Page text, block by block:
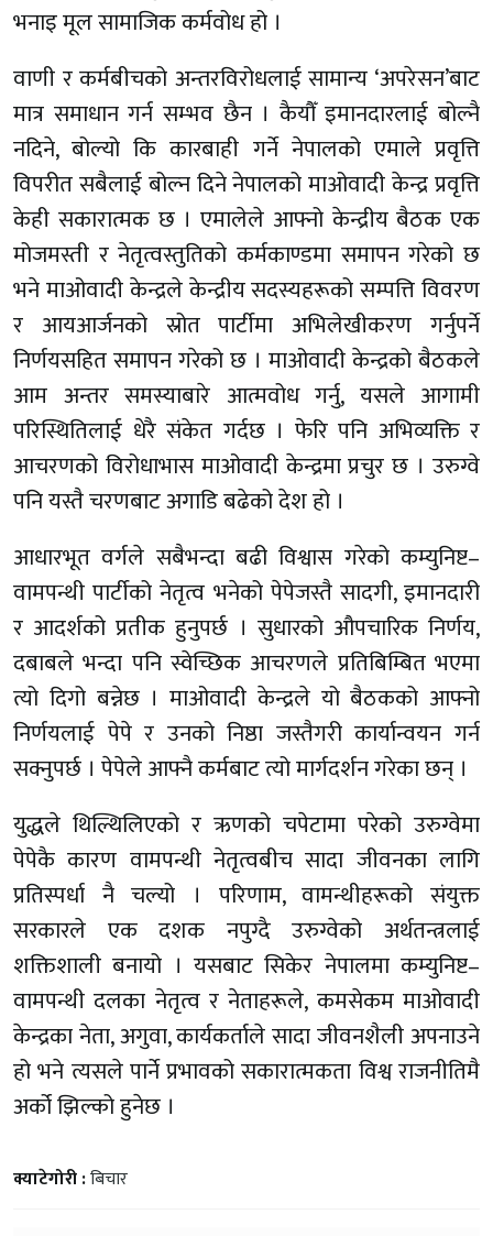
भनाइ मूल सामाजिक कर्मवोध हो ।
वाणी र कर्मबीचको अन्तरविरोधलाई सामान्य ‘अपरेसन’बाट
मात्र समाधान गर्न सम्भव छैन । कैयौँ इमानदारलाई बोल्नै
नदिने, बोल्यो कि कारबाही गर्ने नेपालको एमाले प्रवृत्ति
विपरीत सबैलाई बोल्न दिने नेपालको माओवादी केन्द्र प्रवृत्ति
केही सकारात्मक छ । एमालेले आफ्नो केन्द्रीय बैठक एक
मोजमस्ती र नेतृत्वस्तुतिको कर्मकाण्डमा समापन गरेको छ
भने माओवादी केन्द्रले केन्द्रीय सदस्यहरूको सम्पत्ति विवरण
र आयआर्जनको स्रोत पार्टीमा अभिलेखीकरण गर्नुपर्ने
निर्णयसहित समापन गरेको छ । माओवादी केन्द्रको बैठकले
आम अन्तर समस्याबारे आत्मवोध गर्नु, यसले आगामी
परिस्थितिलाई धेरै संकेत गर्दछ । फेरि पनि अभिव्यक्ति र
आचरणको विरोधाभास माओवादी केन्द्रमा प्रचुर छ । उरुग्वे
पनि यस्तै चरणबाट अगाडि बढेको देश हो ।
आधारभूत वर्गले सबैभन्दा बढी विश्वास गरेको कम्युनिष्ट–
वामपन्थी पार्टीको नेतृत्व भनेको पेपेजस्तै सादगी, इमानदारी
र आदर्शको प्रतीक हुनुपर्छ । सुधारको औपचारिक निर्णय,
दबाबले भन्दा पनि स्वेच्छिक आचरणले प्रतिबिम्बित भएमा
त्यो दिगो बन्नेछ । माओवादी केन्द्रले यो बैठकको आफ्नो
निर्णयलाई पेपे र उनको निष्ठा जस्तैगरी कार्यान्वयन गर्न
सक्नुपर्छ । पेपेले आफ्नै कर्मबाट त्यो मार्गदर्शन गरेका छन् ।
युद्धले थिल्थिलिएको र ऋणको चपेटामा परेको उरुग्वेमा
पेपेकै कारण वामपन्थी नेतृत्वबीच सादा जीवनका लागि
प्रतिस्पर्धा नै चल्यो । परिणाम, वामन्थीहरूको संयुक्त
सरकारले एक दशक नपुग्दै उरुग्वेको अर्थतन्त्रलाई
शक्तिशाली बनायो । यसबाट सिकेर नेपालमा कम्युनिष्ट–
वामपन्थी दलका नेतृत्व र नेताहरूले, कमसेकम माओवादी
केन्द्रका नेता, अगुवा, कार्यकर्ताले सादा जीवनशैली अपनाउने
हो भने त्यसले पार्ने प्रभावको सकारात्मकता विश्व राजनीतिमै
अर्को झिल्को हुनेछ ।
क्याटेगोरी :बिचार